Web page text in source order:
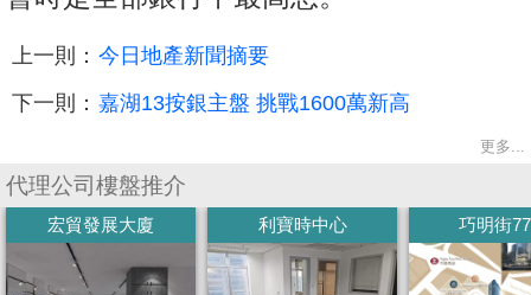
上一則： 今日地產新聞摘要
下一則： 嘉湖13按銀主盤 挑戰1600萬新高
更多...
代理公司樓盤推介
宏貿發展大廈 利寶時中心 巧明街